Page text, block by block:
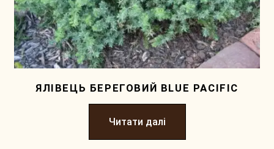
ЯЛІВЕЦЬ БЕРЕГОВИЙ BLUE PACIFIC
Читати далі